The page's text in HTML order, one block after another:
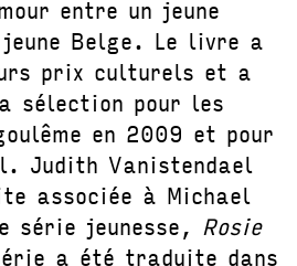
entre un jeune
Belge. Le livre a
prix culturels et a
pour les
en 2009 et pour
Judith Vanistendael
associée à Michael
série jeunesse, Rosie
a été traduite dans